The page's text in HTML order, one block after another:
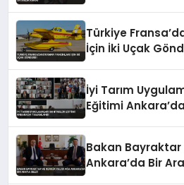
Türkiye
İçin İki Uçak
İyi Tarım
Eğitimi
Bakan Bayraktar
Ankara’da Bir